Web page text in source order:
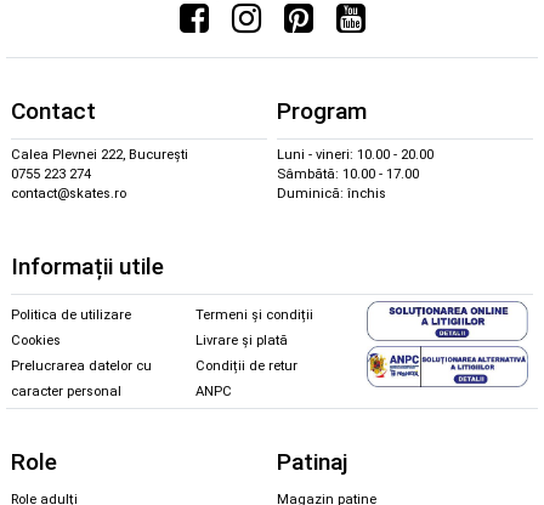
Contact
Calea Plevnei 222, București
0755 223 274
contact@skates.ro
Program
Luni - vineri: 10.00 - 20.00
Sâmbătă: 10.00 - 17.00
Duminică: închis
Informații utile
Politica de utilizare
Cookies
Prelucrarea datelor cu
caracter personal
Termeni și condiții
Livrare și plată
Condiții de retur
ANPC
Role
Role adulți
Patinaj
Magazin patine